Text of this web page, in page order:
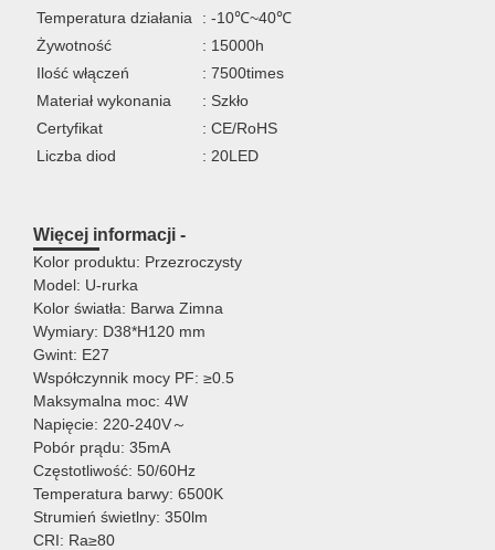
Temperatura działania
: -10℃~40℃
Żywotność
: 15000h
Ilość włączeń
: 7500times
Materiał wykonania
: Szkło
Certyfikat
: CE/RoHS
Liczba diod
: 20LED
Więcej informacji -
Kolor produktu: Przezroczysty
Model: U-rurka
Kolor światła: Barwa Zimna
Wymiary: D38*H120 mm
Gwint: E27
Współczynnik mocy PF: ≥0.5
Maksymalna moc: 4W
Napięcie: 220-240V～
Pobór prądu: 35mA
Częstotliwość: 50/60Hz
Temperatura barwy: 6500K
Strumień świetlny: 350lm
CRI: Ra≥80